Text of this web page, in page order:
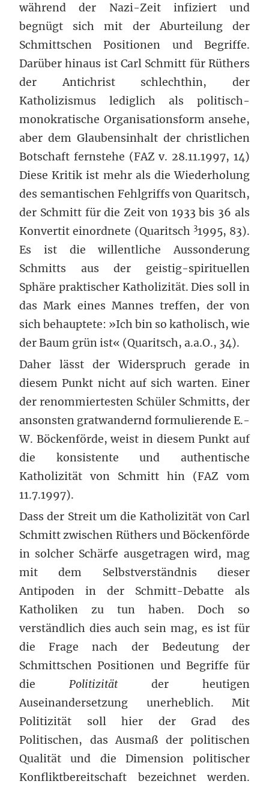
während der Nazi-Zeit infiziert und
begnügt sich mit der Aburteilung der
Schmittschen Positionen und Begriffe.
Darüber hinaus ist Carl Schmitt für Rüthers
der Antichrist schlechthin, der
Katholizismus lediglich als politisch-
monokratische Organisationsform ansehe,
aber dem Glaubensinhalt der christlichen
Botschaft fernstehe (FAZ v. 28.11.1997, 14)
Diese Kritik ist mehr als die Wiederholung
des semantischen Fehlgriffs von Quaritsch,
der Schmitt für die Zeit von 1933 bis 36 als
Konvertit einordnete (Quaritsch 31995, 83).
Es ist die willentliche Aussonderung
Schmitts aus der geistig-spirituellen
Sphäre praktischer Katholizität. Dies soll in
das Mark eines Mannes treffen, der von
sich behauptete: »Ich bin so katholisch, wie
der Baum grün ist« (Quaritsch, a.a.O., 34).
Daher lässt der Widerspruch gerade in
diesem Punkt nicht auf sich warten. Einer
der renommiertesten Schüler Schmitts, der
ansonsten gratwandernd formulierende E.-
W. Böckenförde, weist in diesem Punkt auf
die konsistente und authentische
Katholizität von Schmitt hin (FAZ vom
11.7.1997).
Dass der Streit um die Katholizität von Carl
Schmitt zwischen Rüthers und Böckenförde
in solcher Schärfe ausgetragen wird, mag
mit dem Selbstverständnis dieser
Antipoden in der Schmitt-Debatte als
Katholiken zu tun haben. Doch so
verständlich dies auch sein mag, es ist für
die Frage nach der Bedeutung der
Schmittschen Positionen und Begriffe für
die Politizitätder heutigen
Auseinandersetzung unerheblich. Mit
Politizität soll hier der Grad des
Politischen, das Ausmaß der politischen
Qualität und die Dimension politischer
Konfliktbereitschaft bezeichnet werden.